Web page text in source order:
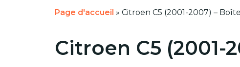
Page d'accueil » Citroen C5 (2001-2007) –
Citroen C5 (2001-